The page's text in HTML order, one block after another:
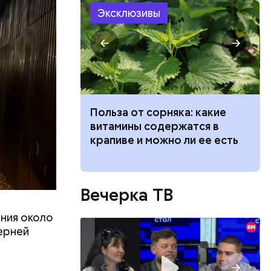
около
Эксклюзивы
к
глаз
Польза от сорняка: какие
витамины содержатся в
крапиве и можно ли ее есть
Вечерка ТВ